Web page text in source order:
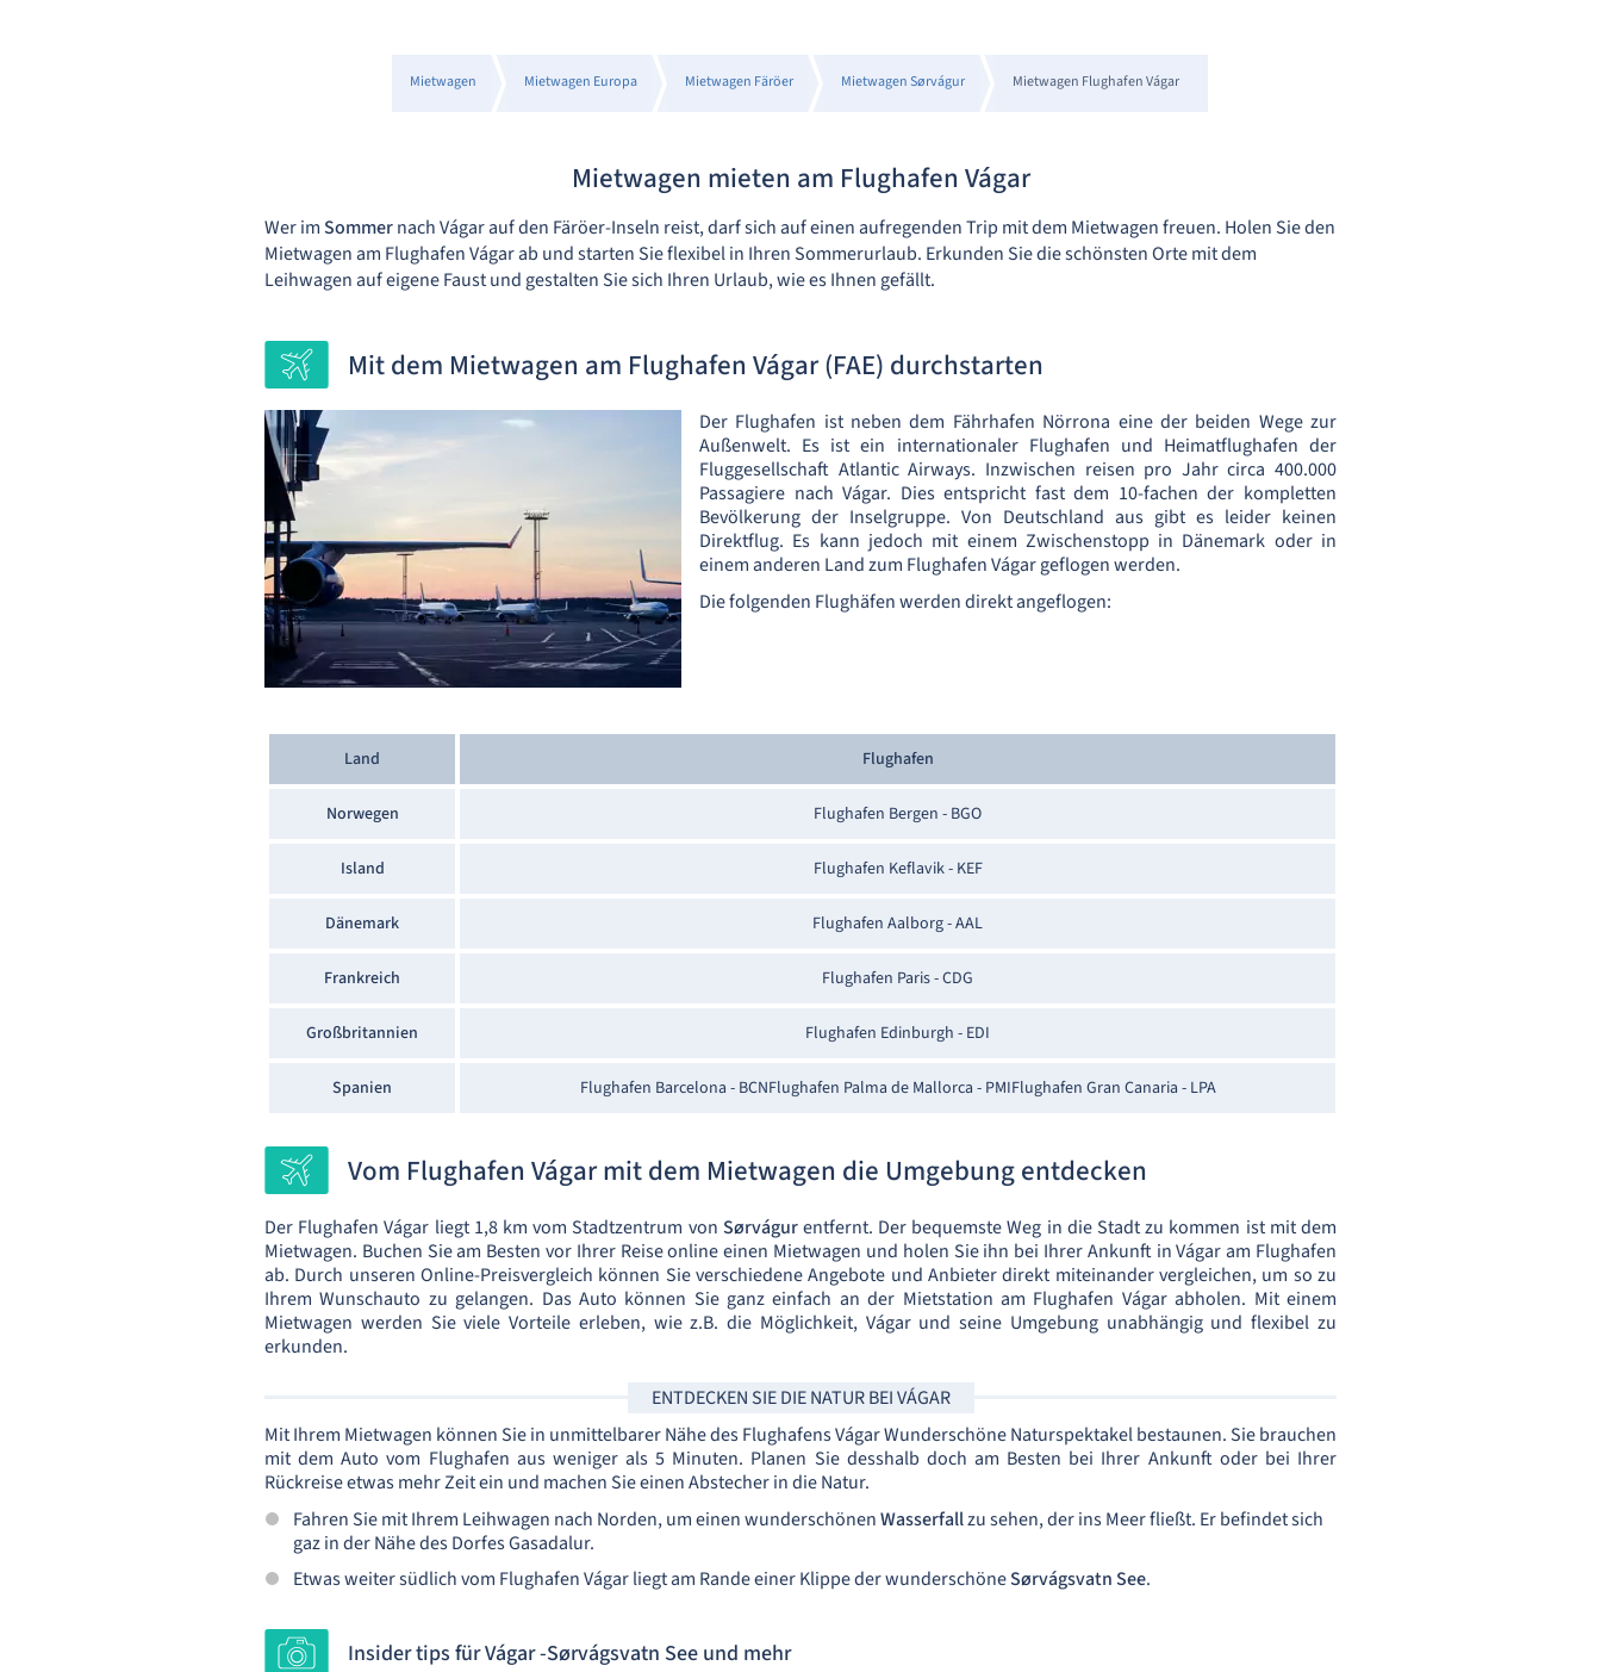
Mietwagen Mietwagen Europa Mietwagen Färöer Mietwagen Sørvágur Mietwagen Flughafen Vágar
Mietwagen mieten am Flughafen Vágar
Wer imSommernach Vágar auf den Färöer-Inseln reist, darf sich auf einen aufregenden Trip mit dem Mietwagen freuen. Holen Sie den
Mietwagen am Flughafen Vágar ab und starten Sie flexibel in Ihren Sommerurlaub. Erkunden Sie die schönsten Orte mit dem
Leihwagen auf eigene Faust und gestalten Sie sich Ihren Urlaub, wie es Ihnen gefällt.
Mit dem Mietwagen am Flughafen Vágar (FAE) durchstarten
Der Flughafen ist neben dem Fährhafen Nörrona eine der beiden Wege zur
Außenwelt. Es ist ein internationaler Flughafen und Heimatflughafen der
Fluggesellschaft Atlantic Airways. Inzwischen reisen pro Jahr circa 400.000
Passagiere nach Vágar. Dies entspricht fast dem 10-fachen der kompletten
Bevölkerung der Inselgruppe. Von Deutschland aus gibt es leider keinen
Direktflug. Es kann jedoch mit einem Zwischenstopp in Dänemark oder in
einem anderen Land zum Flughafen Vágar geflogen werden.
Die folgenden Flughäfen werden direkt angeflogen:
Land Flughafen
Norwegen Flughafen Bergen - BGO
Island Flughafen Keflavik - KEF
Dänemark Flughafen Aalborg - AAL
Frankreich Flughafen Paris - CDG
Großbritannien Flughafen Edinburgh - EDI
Spanien Flughafen Barcelona - BCNFlughafen Palma de Mallorca - PMIFlughafen Gran Canaria - LPA
Vom Flughafen Vágar mit dem Mietwagen die Umgebung entdecken
Der Flughafen Vágar liegt 1,8 km vom Stadtzentrum von Sørvágurentfernt. Der bequemste Weg in die Stadt zu kommen ist mit dem
Mietwagen. Buchen Sie am Besten vor Ihrer Reise online einen Mietwagen und holen Sie ihn bei Ihrer Ankunft in Vágar am Flughafen
ab. Durch unseren Online-Preisvergleich können Sie verschiedene Angebote und Anbieter direkt miteinander vergleichen, um so zu
Ihrem Wunschauto zu gelangen. Das Auto können Sie ganz einfach an der Mietstation am Flughafen Vágar abholen. Mit einem
Mietwagen werden Sie viele Vorteile erleben, wie z.B. die Möglichkeit, Vágar und seine Umgebung unabhängig und flexibel zu
erkunden.
ENTDECKEN SIE DIE NATUR BEI VÁGAR
Mit Ihrem Mietwagen können Sie in unmittelbarer Nähe des Flughafens Vágar Wunderschöne Naturspektakel bestaunen. Sie brauchen
mit dem Auto vom Flughafen aus weniger als 5 Minuten. Planen Sie desshalb doch am Besten bei Ihrer Ankunft oder bei Ihrer
Rückreise etwas mehr Zeit ein und machen Sie einen Abstecher in die Natur.
Fahren Sie mit Ihrem Leihwagen nach Norden, um einen wunderschönenWasserfallzu sehen, der ins Meer fließt. Er befindet sich
gaz in der Nähe des Dorfes Gasadalur.
Etwas weiter südlich vom Flughafen Vágar liegt am Rande einer Klippe der wunderschöneSørvágsvatn See.
Insider tips für Vágar -Sørvágsvatn See und mehr